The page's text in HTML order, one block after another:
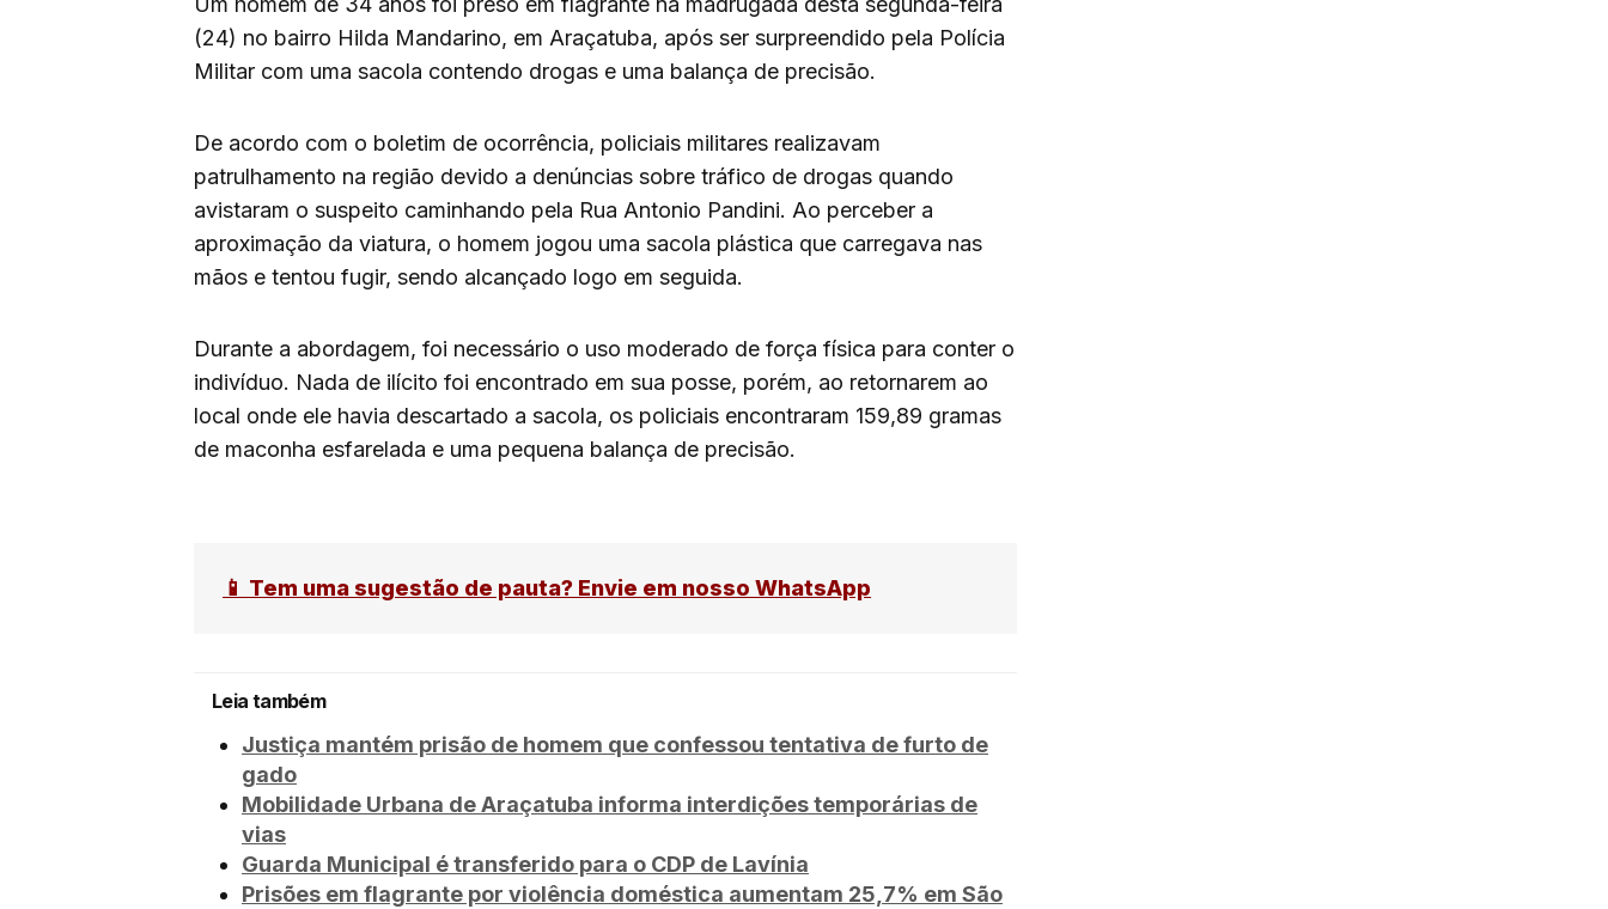
(24) no bairro Hilda Mandarino, em Araçatuba, após ser surpreendido pela Polícia
Militar com uma sacola contendo drogas e uma balança de precisão.
De acordo com o boletim de ocorrência, policiais militares realizavam
patrulhamento na região devido a denúncias sobre tráfico de drogas quando
avistaram o suspeito caminhando pela Rua Antonio Pandini. Ao perceber a
aproximação da viatura, o homem jogou uma sacola plástica que carregava nas
mãos e tentou fugir, sendo alcançado logo em seguida.
Durante a abordagem, foi necessário o uso moderado de força física para conter o
indivíduo. Nada de ilícito foi encontrado em sua posse, porém, ao retornarem ao
local onde ele havia descartado a sacola, os policiais encontraram 159,89 gramas
de maconha esfarelada e uma pequena balança de precisão.
📱 Tem uma sugestão de pauta? Envie em nosso WhatsApp
Leia também
Justiça mantém prisão de homem que confessou tentativa de furto de
gado
Mobilidade Urbana de Araçatuba informa interdições temporárias de
vias
Guarda Municipal é transferido para o CDP de Lavínia
Prisões em flagrante por violência doméstica aumentam 25,7% em São